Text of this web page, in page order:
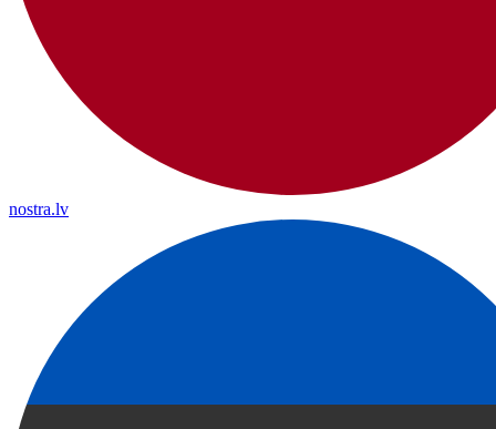
nostra.lv